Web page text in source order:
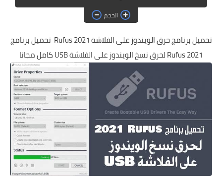
الحلقات
العاب
الحجم
تحميل برنامج حرق الويندوز على الفلاشة Rufus 2021 تحميل برنامج
Rufus 2021 لحرق نسخ الويندوز على الفلاشة USB كامل مجانا